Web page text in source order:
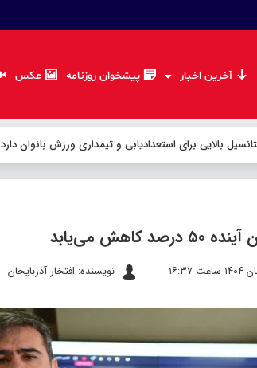
آخرین اخبار پیشخوان روزنامه عکس
بالایی برای استعدادیابی و تیمداری ورزش بانوان دارد
می‌یابد
نویسنده: افتخار آذربایجان